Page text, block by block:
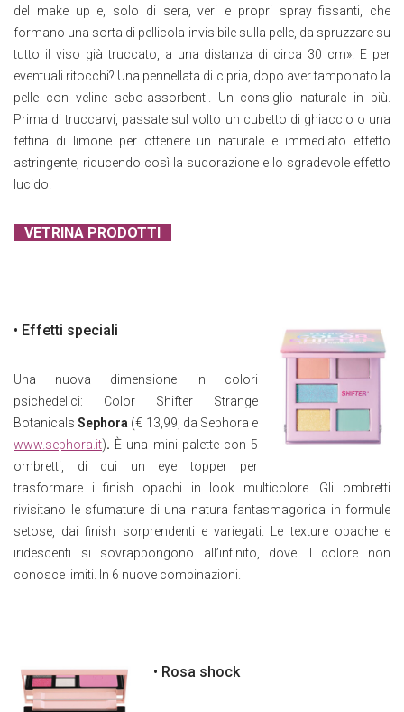
del make up e, solo di sera, veri e propri spray fissanti, che
formano una sorta di pellicola invisibile sulla pelle, da spruzzare su
tutto il viso già truccato, a una distanza di circa 30 cm». E per
eventuali ritocchi? Una pennellata di cipria, dopo aver tamponato la
pelle con veline sebo-assorbenti. Un consiglio naturale in più.
Prima di truccarvi, passate sul volto un cubetto di ghiaccio o una
fettina di limone per ottenere un naturale e immediato effetto
astringente, riducendo così la sudorazione e lo sgradevole effetto
lucido.
VETRINA PRODOTTI
• Effetti speciali
Una nuova dimensione in colori
psichedelici: Color Shifter Strange
Botanicals Sephora (€ 13,99, da Sephora e
www.sephora.it). È una mini palette con 5
ombretti, di cui un eye topper per
trasformare i finish opachi in look multicolore. Gli ombretti
rivisitano le sfumature di una natura fantasmagorica in formule
setose, dai finish sorprendenti e variegati. Le texture opache e
iridescenti si sovrappongono all’infinito, dove il colore non
conosce limiti. In 6 nuove combinazioni.
• Rosa shock